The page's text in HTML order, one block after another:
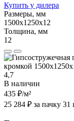
Купить у дилера
Размеры, мм
1500х1250х12
Толщина, мм
12
4,7
В наличии
435 ₽/м²
25 284 ₽ за пачку 31